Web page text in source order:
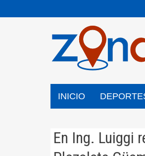
al
INICIO
En Ing. Luiggi